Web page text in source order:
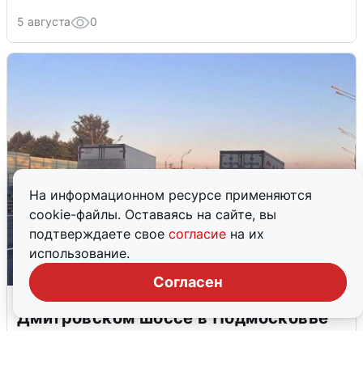
На информационном ресурсе применяются
cookie-файлы. Оставаясь на сайте, вы
подтверждаете свое согласие на их
использование.
Согласен
5 августа 0
Пять машин столкнулись на
Дмитровском шоссе в Подмосковье